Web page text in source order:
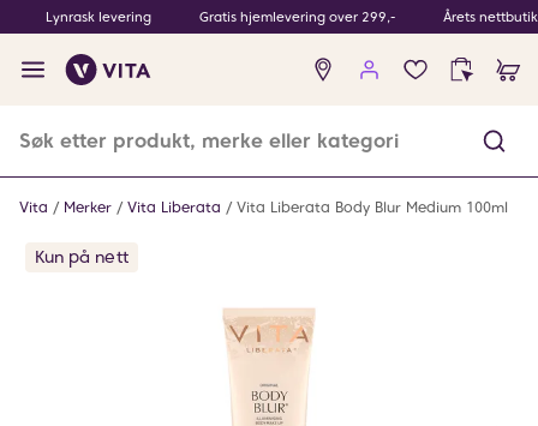
Lynrask levering Gratis hjemlevering over 299,- Årets
Ingen
produkter
Vita Merker Vita Liberata Vita Liberata Body Blur Medium 100ml
Kun på nett